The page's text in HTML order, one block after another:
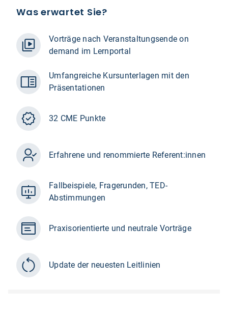
Was erwartet Sie?
Vorträge nach Veranstaltungsende on
demand im Lernportal
Umfangreiche Kursunterlagen mit den
Präsentationen
32 CME Punkte
Erfahrene und renommierte Referent:innen
Fallbeispiele, Fragerunden, TED-
Abstimmungen
Praxisorientierte und neutrale Vorträge
Update der neuesten Leitlinien